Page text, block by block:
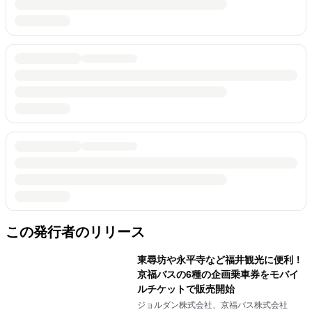
この発行者のリリース
東尋坊や永平寺など福井観光に便利！
京福バスの6種の企画乗車券をモバイ
ルチケットで販売開始
ジョルダン株式会社、京福バス株式会社